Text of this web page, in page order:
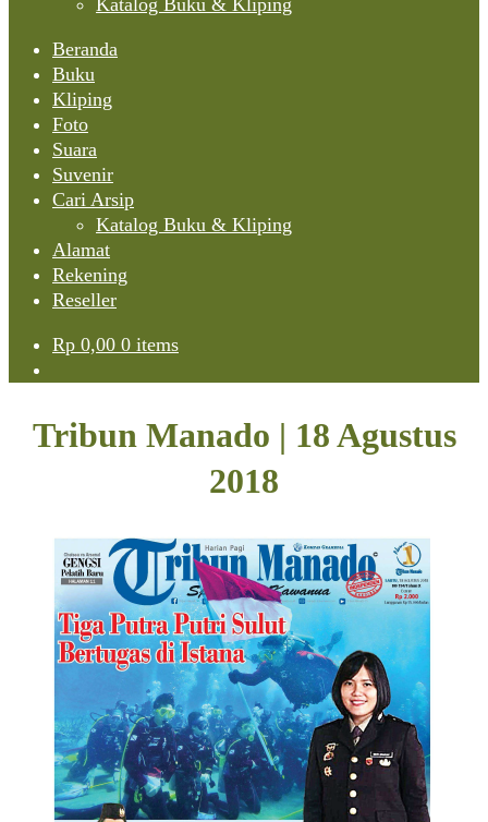
Katalog Buku & Kliping
Beranda
Buku
Kliping
Foto
Suara
Suvenir
Cari Arsip
Katalog Buku & Kliping
Alamat
Rekening
Reseller
Rp 0,00 0 items
Tribun Manado | 18 Agustus
2018